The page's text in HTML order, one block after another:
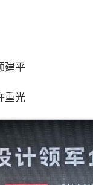
建平
重光